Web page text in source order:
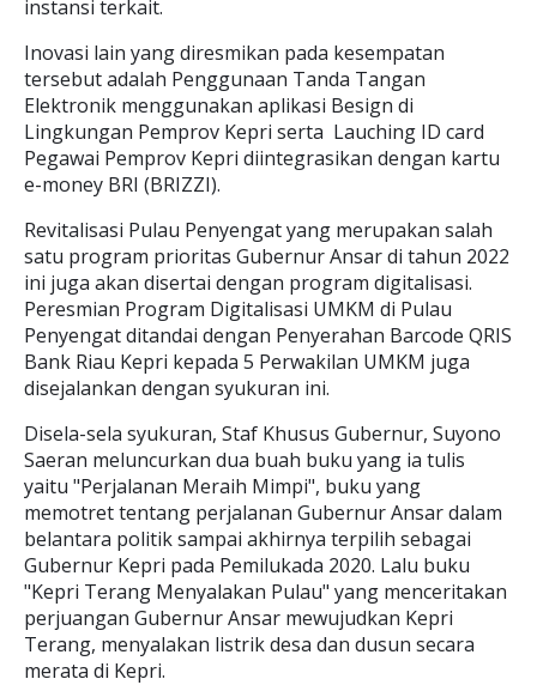
instansi terkait.
Inovasi lain yang diresmikan pada kesempatan
tersebut adalah Penggunaan Tanda Tangan
Elektronik menggunakan aplikasi Besign di
Lingkungan Pemprov Kepri serta Lauching ID card
Pegawai Pemprov Kepri diintegrasikan dengan kartu
e-money BRI (BRIZZI).
Revitalisasi Pulau Penyengat yang merupakan salah
satu program prioritas Gubernur Ansar di tahun 2022
ini juga akan disertai dengan program digitalisasi.
Peresmian Program Digitalisasi UMKM di Pulau
Penyengat ditandai dengan Penyerahan Barcode QRIS
Bank Riau Kepri kepada 5 Perwakilan UMKM juga
disejalankan dengan syukuran ini.
Disela-sela syukuran, Staf Khusus Gubernur, Suyono
Saeran meluncurkan dua buah buku yang ia tulis
yaitu "Perjalanan Meraih Mimpi", buku yang
memotret tentang perjalanan Gubernur Ansar dalam
belantara politik sampai akhirnya terpilih sebagai
Gubernur Kepri pada Pemilukada 2020. Lalu buku
"Kepri Terang Menyalakan Pulau" yang menceritakan
perjuangan Gubernur Ansar mewujudkan Kepri
Terang, menyalakan listrik desa dan dusun secara
merata di Kepri.